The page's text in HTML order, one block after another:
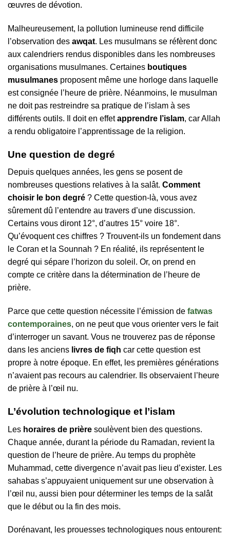
œuvres de dévotion.
Malheureusement, la pollution lumineuse rend difficile
l’observation des awqat. Les musulmans se réfèrent donc
aux calendriers rendus disponibles dans les nombreuses
organisations musulmanes. Certaines boutiques
musulmanes proposent même une horloge dans laquelle
est consignée l’heure de prière. Néanmoins, le musulman
ne doit pas restreindre sa pratique de l’islam à ses
différents outils. Il doit en effetapprendre l’islam, car Allah
a rendu obligatoire l’apprentissage de la religion.
Une question de degré
Depuis quelques années, les gens se posent de
nombreuses questions relatives à la salât. Comment
choisir le bon degré ? Cette question-là, vous avez
sûrement dû l’entendre au travers d’une discussion.
Certains vous diront 12°, d’autres 15° voire 18°.
Qu’évoquent ces chiffres ? Trouvent-ils un fondement dans
le Coran et la Sounnah ? En réalité, ils représentent le
degré qui sépare l’horizon du soleil. Or, on prend en
compte ce critère dans la détermination de l’heure de
prière.
Parce que cette question nécessite l’émission de fatwas
contemporaines, on ne peut que vous orienter vers le fait
d’interroger un savant. Vous ne trouverez pas de réponse
dans les anciens livres de fiqh car cette question est
propre à notre époque. En effet, les premières générations
n’avaient pas recours au calendrier. Ils observaient l’heure
de prière à l’œil nu.
L’évolution technologique et l’islam
Les horaires de prière soulèvent bien des questions.
Chaque année, durant la période du Ramadan, revient la
question de l’heure de prière. Au temps du prophète
Muhammad, cette divergence n’avait pas lieu d’exister. Les
sahabas s’appuyaient uniquement sur une observation à
l’œil nu, aussi bien pour déterminer les temps de la salât
que le début ou la fin des mois.
Dorénavant, les prouesses technologiques nous entourent: